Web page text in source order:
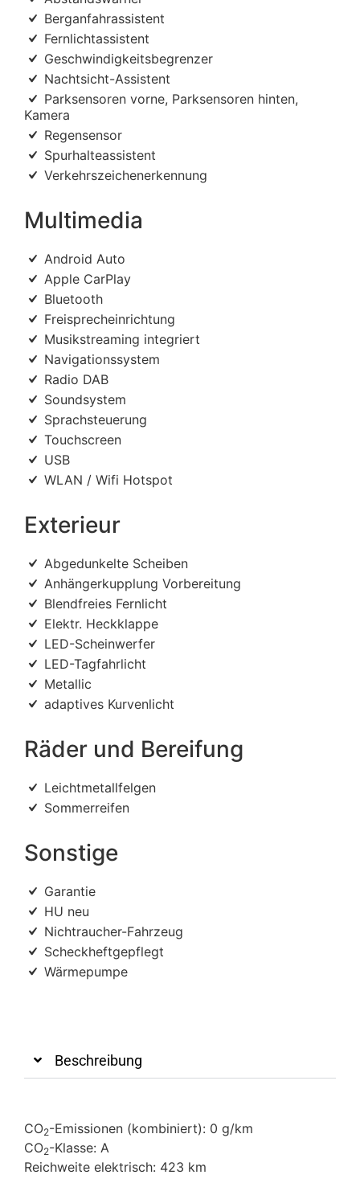
Berganfahrassistent
Fernlichtassistent
Geschwindigkeitsbegrenzer
Nachtsicht-Assistent
Parksensoren vorne, Parksensoren hinten,
Kamera
Regensensor
Spurhalteassistent
Verkehrszeichenerkennung
Multimedia
Android Auto
Apple CarPlay
Bluetooth
Freisprecheinrichtung
Musikstreaming integriert
Navigationssystem
Radio DAB
Soundsystem
Sprachsteuerung
Touchscreen
USB
WLAN / Wifi Hotspot
Exterieur
Abgedunkelte Scheiben
Anhängerkupplung Vorbereitung
Blendfreies Fernlicht
Elektr. Heckklappe
LED-Scheinwerfer
LED-Tagfahrlicht
Metallic
adaptives Kurvenlicht
Räder und Bereifung
Leichtmetallfelgen
Sommerreifen
Sonstige
Garantie
HU neu
Nichtraucher-Fahrzeug
Scheckheftgepflegt
Wärmepumpe
Beschreibung
CO2-Emissionen (kombiniert): 0 g/km
CO2-Klasse: A
Reichweite elektrisch: 423 km